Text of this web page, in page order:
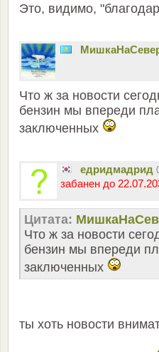
Это, видимо,
Что ж за новости
бензин мы впереди
заключенных
едридмадрид
забанен до
Цитата:
Что ж за новости
бензин мы впереди
заключенных
ты хоть новости